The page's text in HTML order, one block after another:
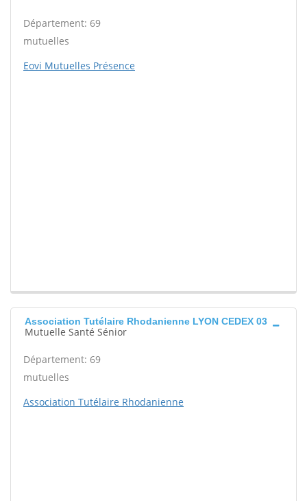
Département: 69
mutuelles
Eovi Mutuelles Présence
Association Tutélaire Rhodanienne LYON CEDEX 03
Mutuelle Santé Sénior
Département: 69
mutuelles
Association Tutélaire Rhodanienne